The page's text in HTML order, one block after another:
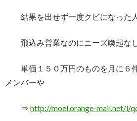
結果を出せず一度クビになった
飛込み営業なのにニーズ喚起な
単価１５０万円のものを月に６
メンバーや
⇒ http://moel.orange-mail.net/l/